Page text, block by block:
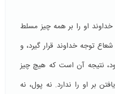
او را بر همه چیز مسلط
توجه خداوند قرار گیرد، و
نتیجه آن است که هیچ چیز
بر او را ندارد. نه پول، نه